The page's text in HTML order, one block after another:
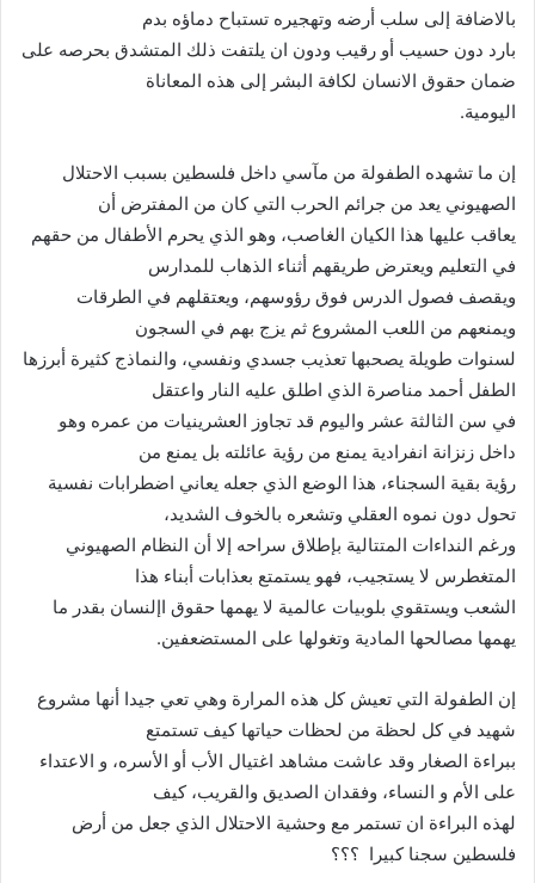
بالاضافة إلى سلب أرضه وتهجيره تستباح دماؤه بدم
بارد دون حسيب أو رقيب ودون ان يلتفت ذلك المتشدق بحرصه على
ضمان حقوق الانسان لكافة البشر إلى هذه المعاناة
اليومية.
إن ما تشهده الطفولة من مآسي داخل فلسطين بسبب الاحتلال
الصهيوني يعد من جرائم الحرب التي كان من المفترض أن
يعاقب عليها هذا الكيان الغاصب، وهو الذي يحرم الأطفال من حقهم
في التعليم ويعترض طريقهم أثناء الذهاب للمدارس
ويقصف فصول الدرس فوق رؤوسهم، ويعتقلهم في الطرقات
ويمنعهم من اللعب المشروع ثم يزج بهم في السجون
لسنوات طويلة يصحبها تعذيب جسدي ونفسي، والنماذج كثيرة أبرزها
الطفل أحمد مناصرة الذي اطلق عليه النار واعتقل
في سن الثالثة عشر واليوم قد تجاوز العشرينيات من عمره وهو
داخل زنزانة انفرادية يمنع من رؤية عائلته بل يمنع من
رؤية بقية السجناء، هذا الوضع الذي جعله يعاني اضطرابات نفسية
تحول دون نموه العقلي وتشعره بالخوف الشديد،
ورغم النداءات المتتالية بإطلاق سراحه إلا أن النظام الصهيوني
المتغطرس لا يستجيب، فهو يستمتع بعذابات أبناء هذا
الشعب ويستقوي بلوبيات عالمية لا يهمها حقوق اإلنسان بقدر ما
يهمها مصالحها المادية وتغولها على المستضعفين.
إن الطفولة التي تعيش كل هذه المرارة وهي تعي جيدا أنها مشروع
شهيد في كل لحظة من لحظات حياتها كيف تستمتع
ببراءة الصغار وقد عاشت مشاهد اغتيال الأب أو الأسره، و الاعتداء
على الأم و النساء، وفقدان الصديق والقريب، كيف
لهذه البراءة ان تستمر مع وحشية الاحتلال الذي جعل من أرض
فلسطين سجنا كبيرا ؟؟؟